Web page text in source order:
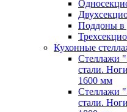
Поддоны в
Кухонные
Стеллажи
стали.
1600 мм
Стеллажи
стали.